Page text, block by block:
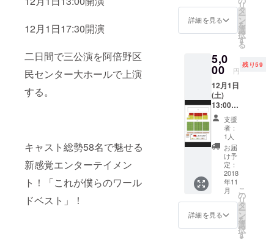
12月1日17:30開演
二日間で三公演を阿倍野区
民センター大ホールで上演
する。
キャスト総勢58名で魅せる
新感覚エンターテイメン
ト！「これが僕らのワール
ドベスト」！
の方に
限りま
す。 ※
ご支援
いた本
人様の
みお座
りいた
だけま
す。転
売、譲
渡不
可。 ※
複数名
(複数枚)
でのご
予約は
代表者
様(1名
様)から
のまと
詳細を見る
リ
タ
ー
ン
を
選
択
す
る
5,0
00 円
残り59
12月1日
(土)
13:00-
15:00の
公演 SS
ども割
引適応
はござ
いませ
ん。4歳
以上の
方に限
りま
す。 ※
ご支援
支援
者：
1人
お届
け予
定：
2018
年11
月
詳細を見る
こ
の
リ
タ
ー
ン
を
選
択
す